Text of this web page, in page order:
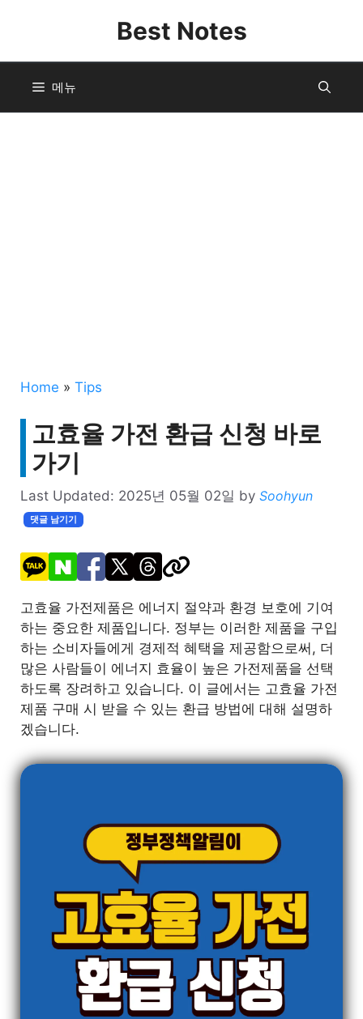
너
Best Notes
메뉴
Home » Tips
고효율 가전 환급 신청 바로
가기
Last Updated: 2025년 05월 02일 by Soohyun
댓글 남기기
고효율 가전제품은 에너지 절약과 환경 보호에 기여
하는 중요한 제품입니다. 정부는 이러한 제품을 구입
하는 소비자들에게 경제적 혜택을 제공함으로써, 더
많은 사람들이 에너지 효율이 높은 가전제품을 선택
하도록 장려하고 있습니다. 이 글에서는 고효율 가전
제품 구매 시 받을 수 있는 환급 방법에 대해 설명하
겠습니다.